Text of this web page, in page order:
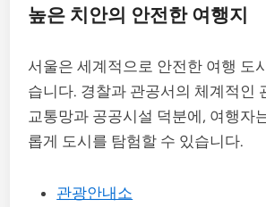
높은 치안의 안전한 여행지
서울은 세계적으로 안전한 여행 도
습니다. 경찰과 관공서의 체계적인
교통망과 공공시설 덕분에, 여행자
롭게 도시를 탐험할 수 있습니다.
관광안내소